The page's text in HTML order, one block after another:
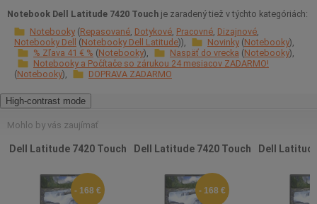
Notebook Dell Latitude 7420 Touch je zaradený tiež v týchto kategóriách:
Notebooky Repasované Dotykové Pracovné Dizajnové
Notebooky Dell
Notebooky Dell Latitude Novinky Notebooky
% Zľava 41 € % Notebooky Naspäť do vrecka Notebooky
Notebooky a Počítače so zárukou 24 mesiacov ZADARMO!
Notebooky
DOPRAVA ZADARMO
High-contrast mode
Mohlo by vás zaujímať
Dell Latitude 7420 Touch
- 168 €
Dell Latitude 7420 Touch
- 168 €
Dell